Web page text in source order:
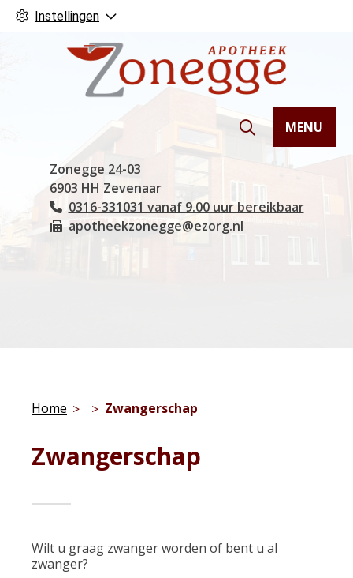
Instellingen
Hoofdmenu
MENU
Zonegge 24-03
6903 HH Zevenaar
Tel:
0316-331031 vanaf 9.00 uur bereikbaar
Fax:
apotheekzonegge@ezorg.nl
Home Zwangerschap
Zwangerschap
Wilt u graag zwanger worden of bent u al
zwanger?